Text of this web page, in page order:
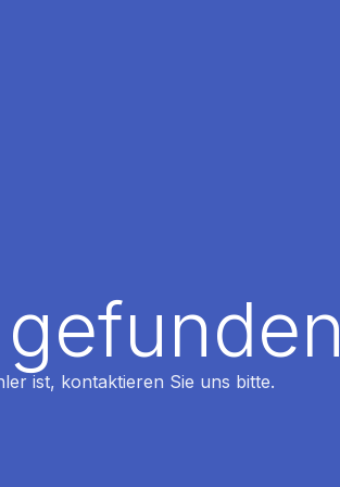
ist, kontaktieren Sie uns bitte.